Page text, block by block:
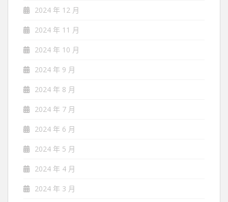
2024 年 12 月
2024 年 11 月
2024 年 10 月
2024 年 9 月
2024 年 8 月
2024 年 7 月
2024 年 6 月
2024 年 5 月
2024 年 4 月
2024 年 3 月